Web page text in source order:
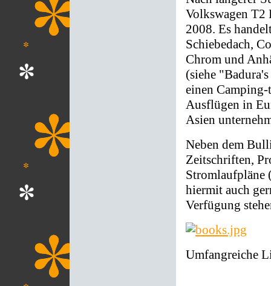
Volkswagen T2
2008. Es
Schiebedach,
Chrom und
(siehe
einen
Ausflügen in
Asien
Neben dem
Zeitschriften,
Stromlaufpläne
hiermit auch
Verfügung
Umfangreiche